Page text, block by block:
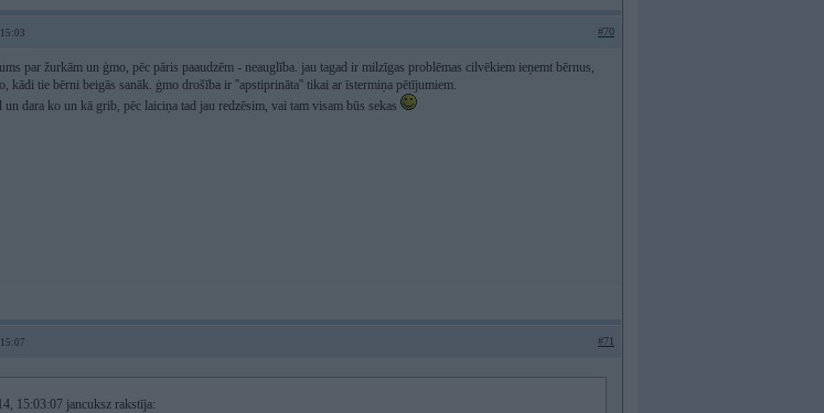
#70
par žurkām un ģmo, pēc pāris paaudzēm - neauglība. jau tagad ir milzīgas problēmas cilvēkiem ieņemt bērnus,
kādi tie bērni beigās sanāk. ģmo drošība ir ''apstiprināta'' tikai ar īstermiņa pētījumiem.
un dara ko un kā grib, pēc laiciņa tad jau redzēsim, vai tam visam būs sekas
#71
15:03:07 jancuksz rakstīja: